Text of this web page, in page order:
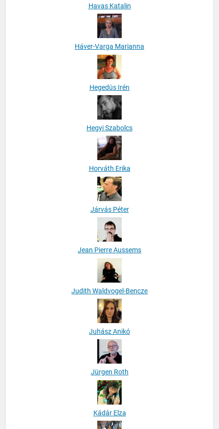
Havas Katalin
Háver-Varga Marianna
Hegedüs Irén
Hegyi Szabolcs
Horváth Erika
Járvás Péter
Jean Pierre Aussems
Judith Waldvogel-Bencze
Juhász Anikó
Jürgen Roth
Kádár Elza